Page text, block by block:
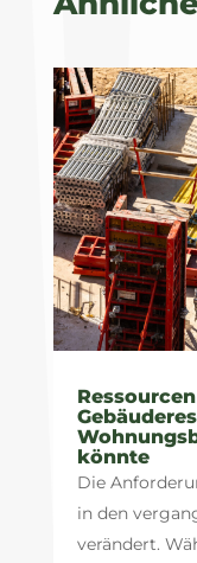
könnte
Die
in den
verändert.